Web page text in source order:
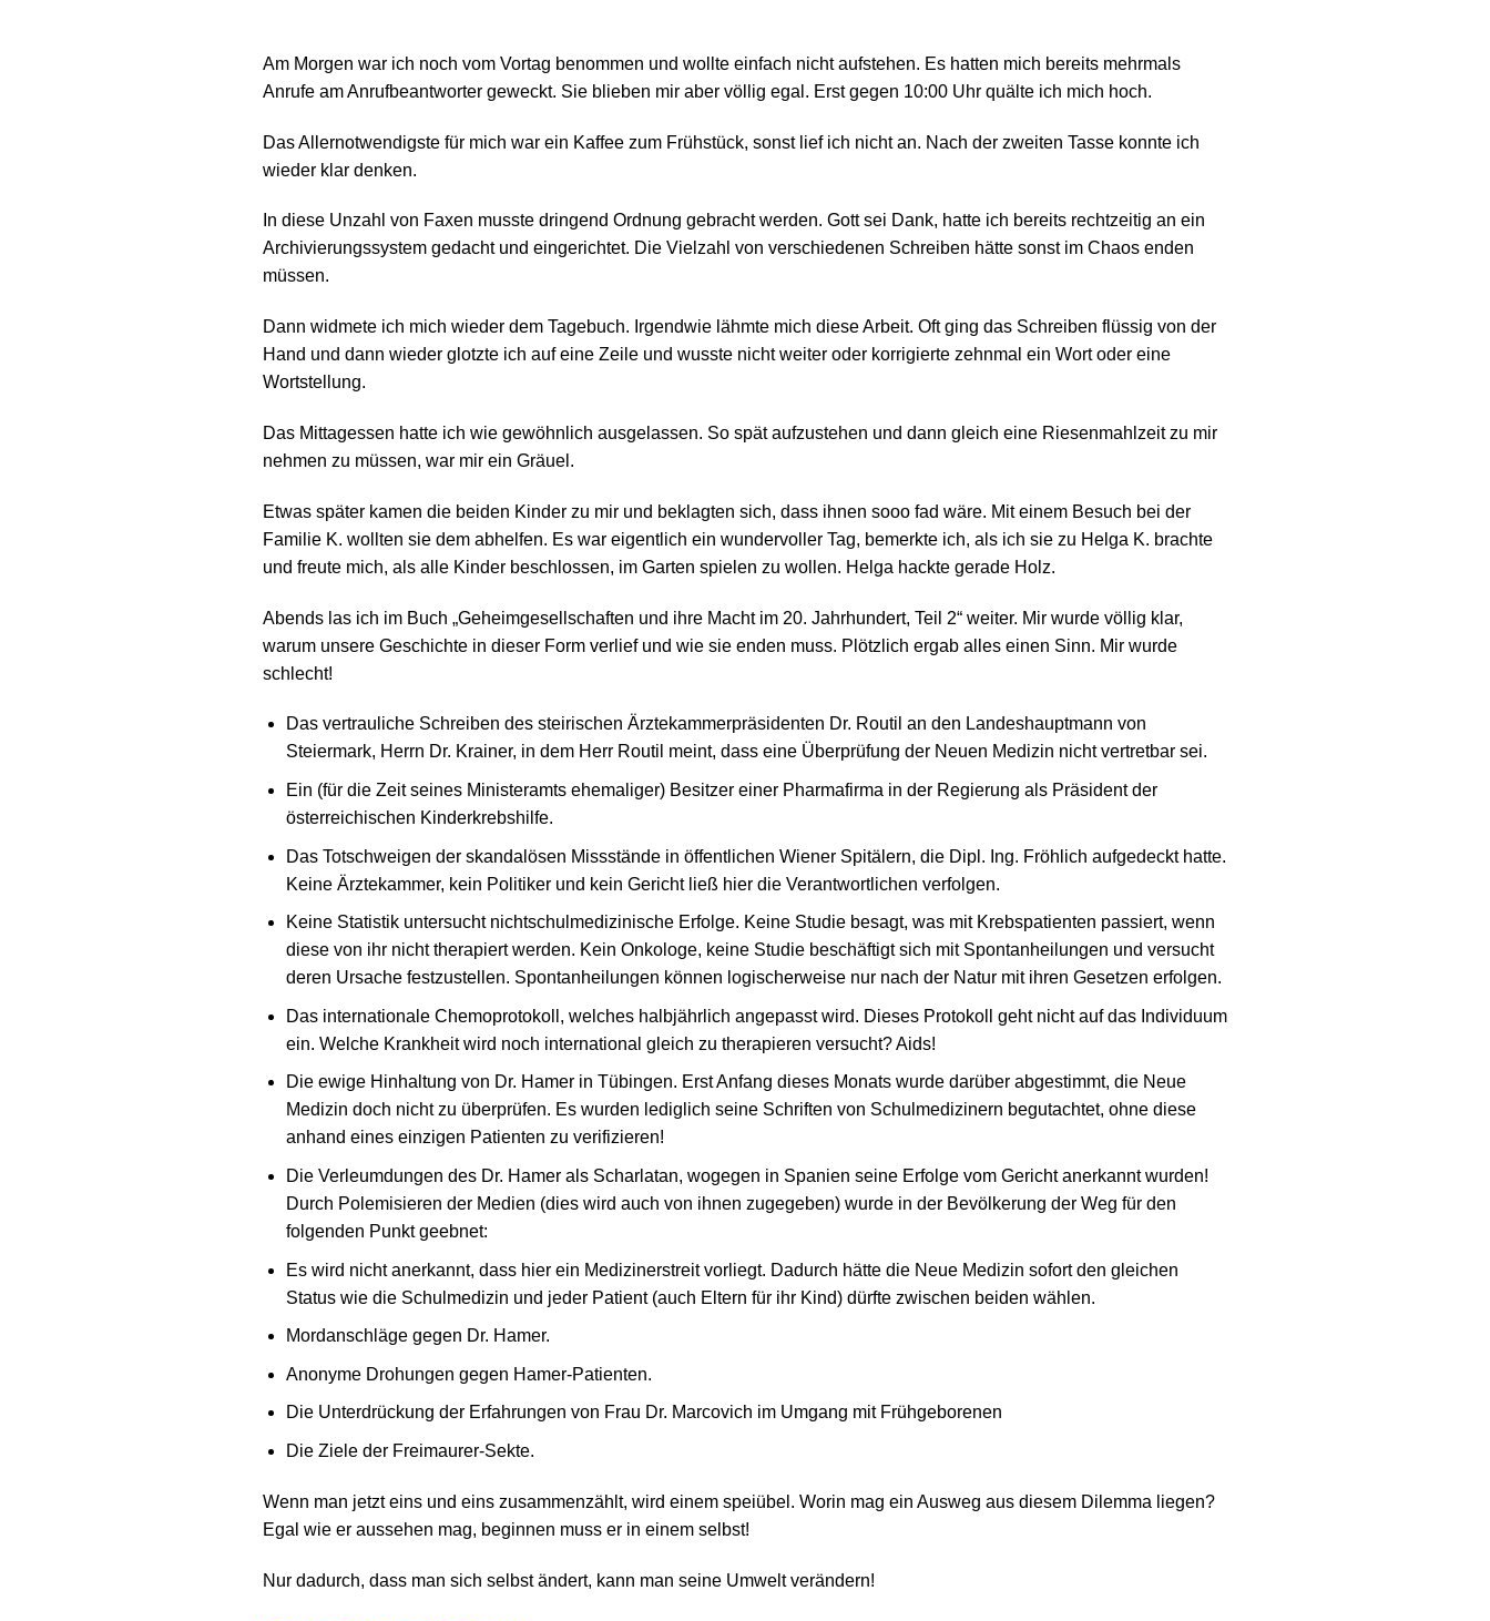
Am Morgen war ich noch vom Vortag benommen und wollte einfach nicht aufstehen. Es hatten mich bereits mehrmals
Anrufe am Anrufbeantworter geweckt. Sie blieben mir aber völlig egal. Erst gegen 10:00 Uhr quälte ich mich hoch.
Das Allernotwendigste für mich war ein Kaffee zum Frühstück, sonst lief ich nicht an. Nach der zweiten Tasse konnte ich
wieder klar denken.
In diese Unzahl von Faxen musste dringend Ordnung gebracht werden. Gott sei Dank, hatte ich bereits rechtzeitig an ein
Archivierungssystem gedacht und eingerichtet. Die Vielzahl von verschiedenen Schreiben hätte sonst im Chaos enden
müssen.
Dann widmete ich mich wieder dem Tagebuch. Irgendwie lähmte mich diese Arbeit. Oft ging das Schreiben flüssig von der
Hand und dann wieder glotzte ich auf eine Zeile und wusste nicht weiter oder korrigierte zehnmal ein Wort oder eine
Wortstellung.
Das Mittagessen hatte ich wie gewöhnlich ausgelassen. So spät aufzustehen und dann gleich eine Riesenmahlzeit zu mir
nehmen zu müssen, war mir ein Gräuel.
Etwas später kamen die beiden Kinder zu mir und beklagten sich, dass ihnen sooo fad wäre. Mit einem Besuch bei der
Familie K. wollten sie dem abhelfen. Es war eigentlich ein wundervoller Tag, bemerkte ich, als ich sie zu Helga K. brachte
und freute mich, als alle Kinder beschlossen, im Garten spielen zu wollen. Helga hackte gerade Holz.
Abends las ich im Buch „Geheimgesellschaften und ihre Macht im 20. Jahrhundert, Teil 2“ weiter. Mir wurde völlig klar,
warum unsere Geschichte in dieser Form verlief und wie sie enden muss. Plötzlich ergab alles einen Sinn. Mir wurde
schlecht!
Das vertrauliche Schreiben des steirischen Ärztekammerpräsidenten Dr. Routil an den Landeshauptmann von
Steiermark, Herrn Dr. Krainer, in dem Herr Routil meint, dass eine Überprüfung der Neuen Medizin nicht vertretbar sei.
Ein (für die Zeit seines Ministeramts ehemaliger) Besitzer einer Pharmafirma in der Regierung als Präsident der
österreichischen Kinderkrebshilfe.
Das Totschweigen der skandalösen Missstände in öffentlichen Wiener Spitälern, die Dipl. Ing. Fröhlich aufgedeckt hatte.
Keine Ärztekammer, kein Politiker und kein Gericht ließ hier die Verantwortlichen verfolgen.
Keine Statistik untersucht nichtschulmedizinische Erfolge. Keine Studie besagt, was mit Krebspatienten passiert, wenn
diese von ihr nicht therapiert werden. Kein Onkologe, keine Studie beschäftigt sich mit Spontanheilungen und versucht
deren Ursache festzustellen. Spontanheilungen können logischerweise nur nach der Natur mit ihren Gesetzen erfolgen.
Das internationale Chemoprotokoll, welches halbjährlich angepasst wird. Dieses Protokoll geht nicht auf das Individuum
ein. Welche Krankheit wird noch international gleich zu therapieren versucht? Aids!
Die ewige Hinhaltung von Dr. Hamer in Tübingen. Erst Anfang dieses Monats wurde darüber abgestimmt, die Neue
Medizin doch nicht zu überprüfen. Es wurden lediglich seine Schriften von Schulmedizinern begutachtet, ohne diese
anhand eines einzigen Patienten zu verifizieren!
Die Verleumdungen des Dr. Hamer als Scharlatan, wogegen in Spanien seine Erfolge vom Gericht anerkannt wurden!
Durch Polemisieren der Medien (dies wird auch von ihnen zugegeben) wurde in der Bevölkerung der Weg für den
folgenden Punkt geebnet:
Es wird nicht anerkannt, dass hier ein Medizinerstreit vorliegt. Dadurch hätte die Neue Medizin sofort den gleichen
Status wie die Schulmedizin und jeder Patient (auch Eltern für ihr Kind) dürfte zwischen beiden wählen.
Mordanschläge gegen Dr. Hamer.
Anonyme Drohungen gegen Hamer-Patienten.
Die Unterdrückung der Erfahrungen von Frau Dr. Marcovich im Umgang mit Frühgeborenen
Die Ziele der Freimaurer-Sekte.
Wenn man jetzt eins und eins zusammenzählt, wird einem speiübel. Worin mag ein Ausweg aus diesem Dilemma liegen?
Egal wie er aussehen mag, beginnen muss er in einem selbst!
Nur dadurch, dass man sich selbst ändert, kann man seine Umwelt verändern!